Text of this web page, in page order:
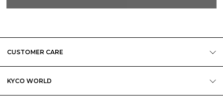
CUSTOMER CARE
KYCO WORLD